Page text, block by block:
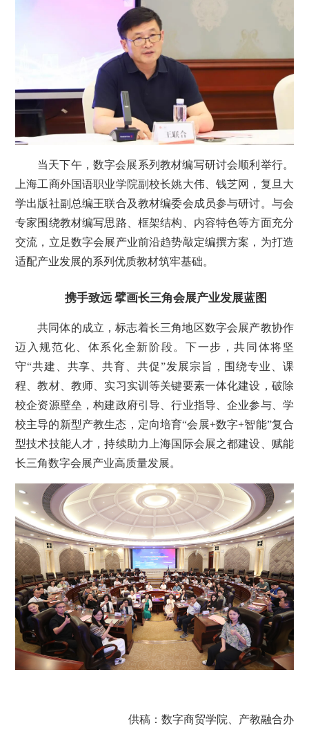
当天下午，数字会展系列教材编写研讨会顺利举行。
上海工商外国语职业学院副校长姚大伟、钱芝网，复旦大
学出版社副总编王联合及教材编委会成员参与研讨。与会
专家围绕教材编写思路、框架结构、内容特色等方面充分
交流，立足数字会展产业前沿趋势敲定编撰方案，为打造
适配产业发展的系列优质教材筑牢基础。
携手致远 擘画长三角会展产业发展蓝图
共同体的成立，标志着长三角地区数字会展产教协作
迈入规范化、体系化全新阶段。下一步，共同体将坚
守“共建、共享、共育、共促”发展宗旨，围绕专业、课
程、教材、教师、实习实训等关键要素一体化建设，破除
校企资源壁垒，构建政府引导、行业指导、企业参与、学
校主导的新型产教生态，定向培育“会展+数字+智能”复合
型技术技能人才，持续助力上海国际会展之都建设、赋能
长三角数字会展产业高质量发展。
供稿：数字商贸学院、产教融合办